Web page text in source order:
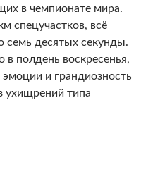
в чемпионате мира.
спецучастков, всё
семь десятых секунды.
в полдень воскресенья,
и грандиозность
ухищрений типа